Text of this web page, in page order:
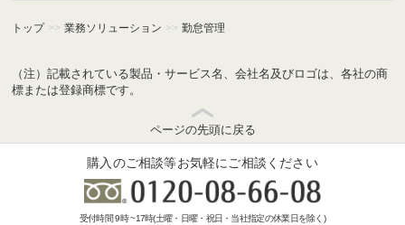
トップ >> 業務ソリューション >> 勤怠管理
（注）記載されている製品・サービス名、会社名及びロゴは、各社の商
標または登録商標です。
ページの先頭に戻る
購入のご相談等お気軽にご相談ください
受付時間 9時 ~17時(土曜・日曜・祝日・当社指定の休業日を除く)